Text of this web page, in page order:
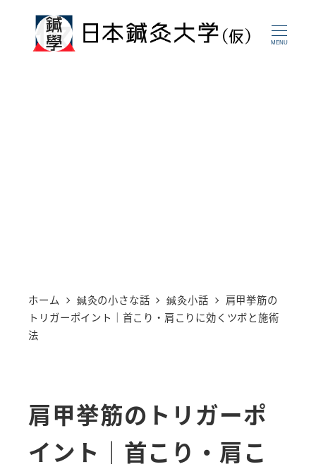
MENU
ホーム 鍼灸の小さな話 鍼灸小話
肩甲挙筋の
トリガーポイント｜首こり・肩こりに効くツボと施術
法
肩甲挙筋のトリガーポ
イント｜首こり・肩こ